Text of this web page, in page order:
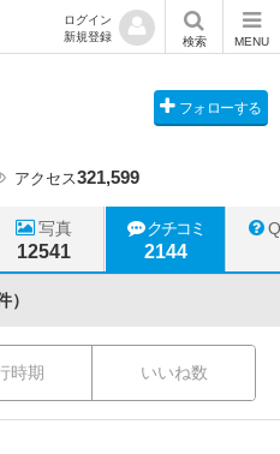
ログイン
新規登録
検索 MENU
フォローする
アクセス321,599
写真
12541
クチコミ
2144
時期 いいね数